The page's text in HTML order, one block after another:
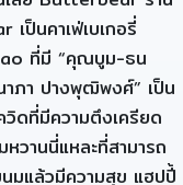
เป็นคาเฟ่เบเกอรี่
ที่มี “คุณบูม-ธน
ภา ปางพุฒิพงศ์” เป็น
วิดที่มีความตึงเครียด
วานนี่แหละที่สามารถ
มแล้วมีความสุข แฮปปี้